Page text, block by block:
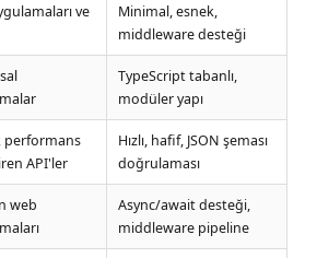
ve
Minimal, esnek,
middleware desteği
TypeScript tabanlı,
modüler yapı
performans
API'ler
Hızlı, hafif, JSON şeması
doğrulaması
web
Async/await desteği,
middleware pipeline